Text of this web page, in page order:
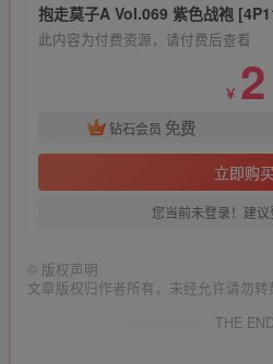
抱走莫子A Vol.069 紫色战袍
此内容为付费资源，请付费后查看
￥ 2
钻石会员 免费
立即购买
您当前未登录！建
© 版权声明
文章版权归作者所有，未经允许请勿转
THE END